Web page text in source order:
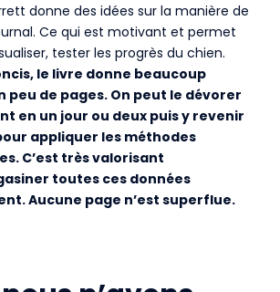
donne des idées sur la manière de
Ce qui est motivant et permet
tester les progrès du chien.
le livre donne beaucoup
peu de pages. On peut le dévorer
en un jour ou deux puis y revenir
appliquer les méthodes
C’est très valorisant
toutes ces données
Aucune page n’est superflue.